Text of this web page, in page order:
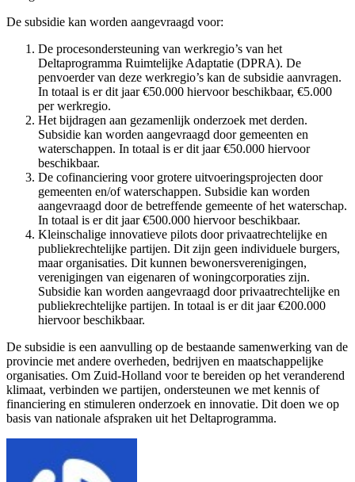
De subsidie kan worden aangevraagd voor:
De procesondersteuning van werkregio’s van het
Deltaprogramma Ruimtelijke Adaptatie (DPRA). De
penvoerder van deze werkregio’s kan de subsidie aanvragen.
In totaal is er dit jaar €50.000 hiervoor beschikbaar, €5.000
per werkregio.
Het bijdragen aan gezamenlijk onderzoek met derden.
Subsidie kan worden aangevraagd door gemeenten en
waterschappen. In totaal is er dit jaar €50.000 hiervoor
beschikbaar.
De cofinanciering voor grotere uitvoeringsprojecten door
gemeenten en/of waterschappen. Subsidie kan worden
aangevraagd door de betreffende gemeente of het waterschap.
In totaal is er dit jaar €500.000 hiervoor beschikbaar.
Kleinschalige innovatieve pilots door privaatrechtelijke en
publiekrechtelijke partijen. Dit zijn geen individuele burgers,
maar organisaties. Dit kunnen bewonersverenigingen,
verenigingen van eigenaren of woningcorporaties zijn.
Subsidie kan worden aangevraagd door privaatrechtelijke en
publiekrechtelijke partijen. In totaal is er dit jaar €200.000
hiervoor beschikbaar.
De subsidie is een aanvulling op de bestaande samenwerking van de
provincie met andere overheden, bedrijven en maatschappelijke
organisaties. Om Zuid-Holland voor te bereiden op het veranderend
klimaat, verbinden we partijen, ondersteunen we met kennis of
financiering en stimuleren onderzoek en innovatie. Dit doen we op
basis van nationale afspraken uit het Deltaprogramma.